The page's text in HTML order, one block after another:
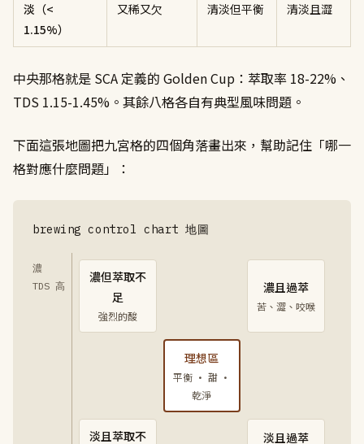
淡（<
1.15%）
又稀又欠 清淡但平衡 清淡且澀
中央那格就是 SCA 定義的 Golden Cup：萃取率 18-22%、
TDS 1.15-1.45%。其餘八格各自有典型風味問題。
下面這張地圖把九宮格的四個角落畫出來，幫助記住「哪一
格對應什麼問題」：